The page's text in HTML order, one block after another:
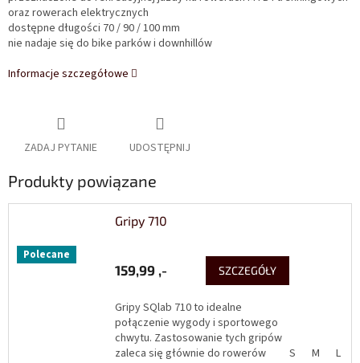
oraz rowerach elektrycznych
dostępne długości 70 / 90 / 100 mm
nie nadaje się do bike parków i downhillów
Informacje szczegółowe
ZADAJ PYTANIE UDOSTĘPNIJ
Produkty powiązane
Polecane
Gripy 710
159,99 ,- SZCZEGÓŁY
Gripy SQlab 710 to idealne
połączenie wygody i sportowego
chwytu. Zastosowanie tych gripów
zaleca się głównie do rowerów
S M L